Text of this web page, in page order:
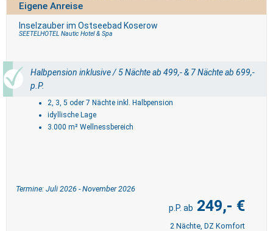
Eigene Anreise
Inselzauber im Ostseebad Koserow
SEETELHOTEL Nautic Hotel & Spa
Halbpension inklusive / 5 Nächte ab 499,- & 7 Nächte ab 699,-
p.P.
2, 3, 5 oder 7 Nächte inkl. Halbpension
idyllische Lage
3.000 m² Wellnessbereich
Termine: Juli 2026 - November 2026
249,- €
2 Nächte, DZ Komfort